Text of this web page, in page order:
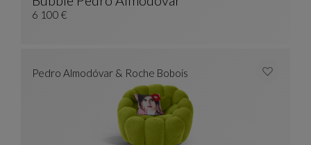
Sofá 3-4 Plazas - Curvo
Ver Descripción Completa
6 100 €
Pedro Almodóvar & Roche Bobois